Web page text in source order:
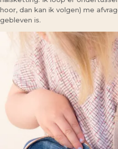
hoor, dan kan ik volgen) me
gebleven is.